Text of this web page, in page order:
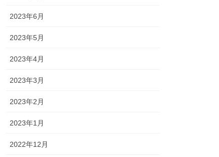
2023年6月
2023年5月
2023年4月
2023年3月
2023年2月
2023年1月
2022年12月